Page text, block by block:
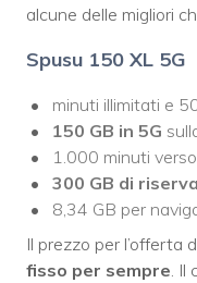
alcune delle migliori
Spusu 150 XL 5G
minuti illimitati e
150 GB in 5G
1.000 minuti verso
300 GB di riserva
8,34 GB per
Il prezzo per l’offerta
fisso per sempre .